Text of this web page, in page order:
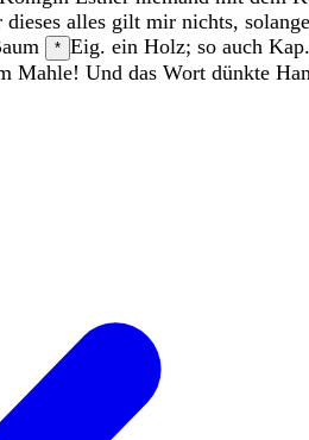
dieses alles gilt mir nichts, solange
* Eig. ein Holz; so auch
Mahle! Und das Wort dünkte